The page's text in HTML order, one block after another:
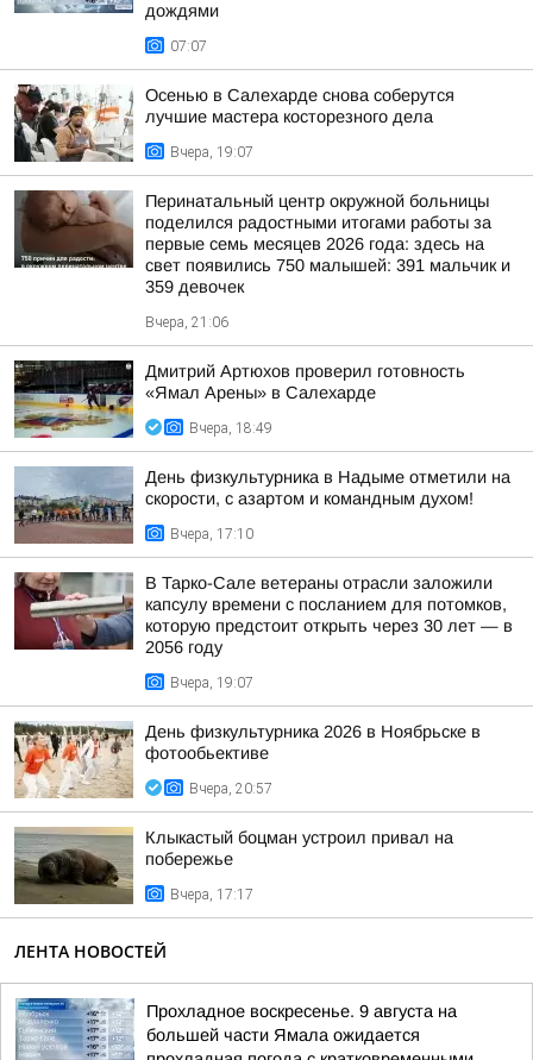
дождями
07:07
Осенью в Салехарде снова соберутся
лучшие мастера косторезного дела
Вчера, 19:07
Перинатальный центр окружной больницы
поделился радостными итогами работы за
первые семь месяцев 2026 года: здесь на
свет появились 750 малышей: 391 мальчик и
359 девочек
Вчера, 21:06
Дмитрий Артюхов проверил готовность
«Ямал Арены» в Салехарде
Вчера, 18:49
День физкультурника в Надыме отметили на
скорости, с азартом и командным духом!
Вчера, 17:10
В Тарко-Сале ветераны отрасли заложили
капсулу времени с посланием для потомков,
которую предстоит открыть через 30 лет — в
2056 году
Вчера, 19:07
День физкультурника 2026 в Ноябрьске в
фотообьективе
Вчера, 20:57
Клыкастый боцман устроил привал на
побережье
Вчера, 17:17
ЛЕНТА НОВОСТЕЙ
Прохладное воскресенье. 9 августа на
большей части Ямала ожидается